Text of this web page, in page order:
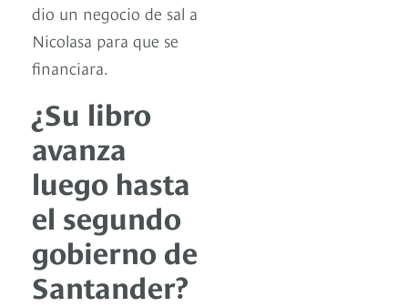
dio un negocio de sal a
Nicolasa para que se
financiara.
¿Su libro
avanza
luego hasta
el segundo
gobierno de
Santander?